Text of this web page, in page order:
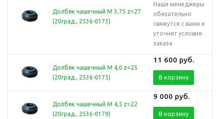
Долбяк чашечный М 3,75 z=27
(20град., 2536-0173)
Наши менеджеры
обязательно
свяжутся с вами и
уточнят условия
заказа
Долбяк чашечный М 4,0 z=25
(20град., 2536-0175)
11 600 руб.
В корзину
Долбяк чашечный М 4,5 z=22
(20град., 2536-0179)
9 000 руб.
В корзину